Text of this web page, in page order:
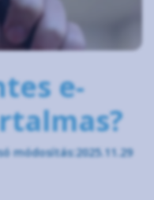
e-
módosítás:2025.11.29